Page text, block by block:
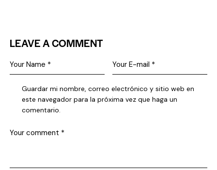
LEAVE A COMMENT
Guardar mi nombre, correo electrónico y sitio web en
este navegador para la próxima vez que haga un
comentario.